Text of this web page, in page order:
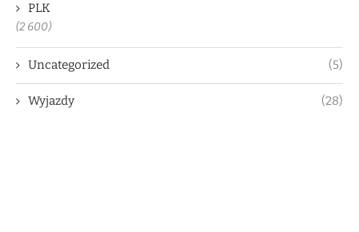
PLK
(2 600)
Uncategorized (5)
Wyjazdy (28)